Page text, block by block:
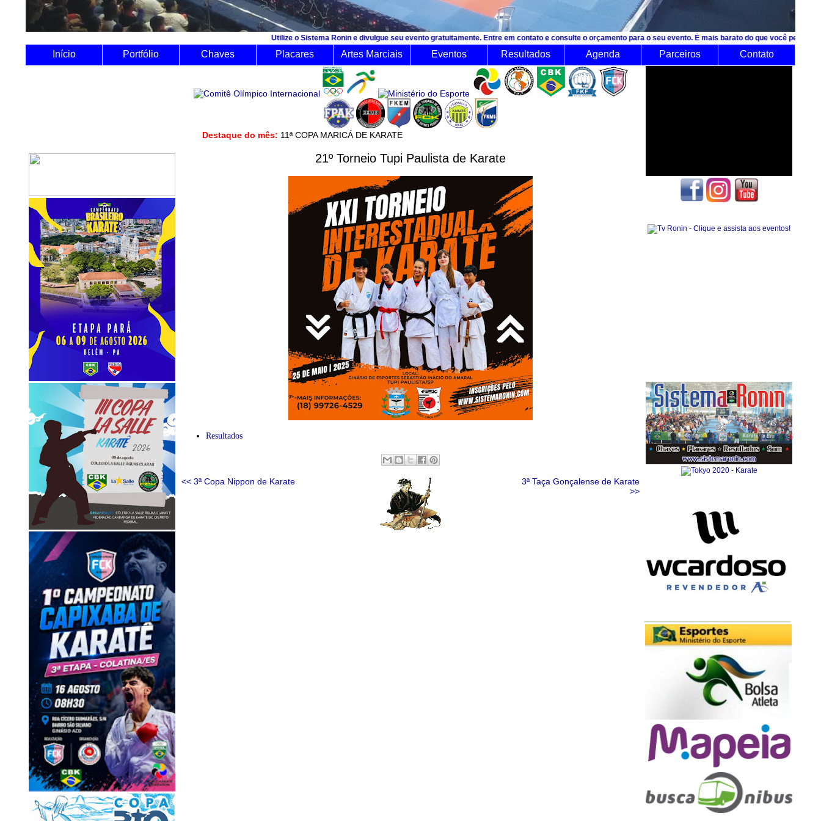
Utilize o Sistema Ronin e divulgue seu evento gratuitamente. Entre em contato e consulte o orçamento para o seu evento. É mais barato do que você pensa!
Início Portfólio Chaves Placares Artes Marciais Eventos Resultados Agenda Parceiros Contato
Destaque do mês:11ª COPA MARICÁ DE KARATE
21º Torneio Tupi Paulista de Karate
Resultados
<< 3ª Copa Nippon de Karate
3ª Taça Gonçalense de Karate
>>